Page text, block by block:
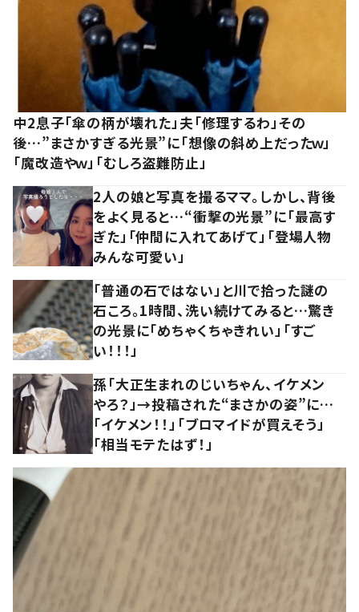
中2息子「傘の柄が壊れた」夫「修理するわ」その
後…”まさかすぎる光景”に「想像の斜め上だったｗ」
「魔改造やｗ」「むしろ盗難防止」
2人の娘と写真を撮るママ。しかし、背後
をよく見ると…“衝撃の光景”に「最高す
ぎた」「仲間に入れてあげて」「登場人物
みんな可愛い」
「普通の石ではない」と川で拾った謎の
石ころ。1時間、洗い続けてみると…驚き
の光景に「めちゃくちゃきれい」「すご
い！！！」
孫「大正生まれのじいちゃん、イケメン
やろ？」→投稿された“まさかの姿”に…
「イケメン！！」「ブロマイドが買えそう」
「相当モテたはず！」